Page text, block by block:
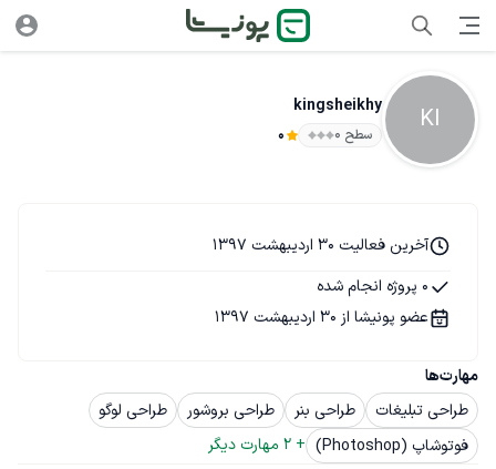
KI
kingsheikhy
سطح ۰ 0
مهارت‌ها
طراحی تبلیغات
طراحی بنر طراحی بروشور
طراحی لوگو
فوتوشاپ (Photoshop)
+
2 مهارت دیگر
آخرین فعالیت 30 اردیبهشت 1397
0 پروژه انجام شده
عضو پونیشا از 30 اردیبهشت 1397